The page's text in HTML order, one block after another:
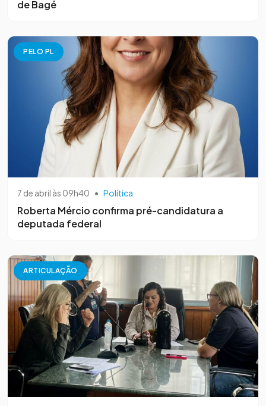
de Bagé
PELO PL
7 de abril às 09h40 • Política
Roberta Mércio confirma pré-candidatura a
deputada federal
ARTICULAÇÃO